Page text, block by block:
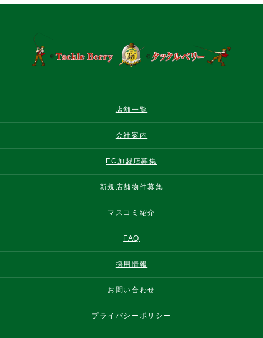
店舗一覧
会社案内
FC加盟店募集
新規店舗物件募集
マスコミ紹介
FAQ
採用情報
お問い合わせ
プライバシーポリシー